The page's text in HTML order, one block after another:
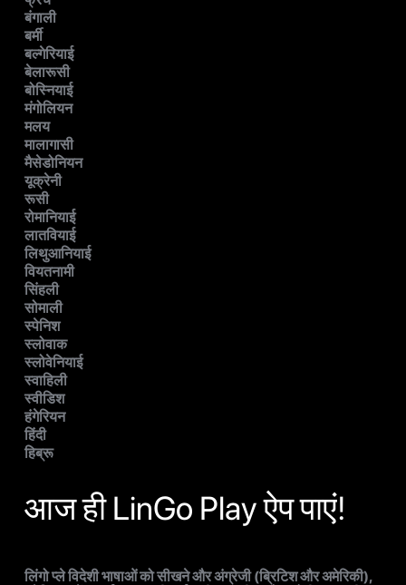
बंगाली
बर्मी
बल्गेरियाई
बेलारूसी
बोस्नियाई
मंगोलियन
मलय
मालागासी
मैसेडोनियन
यूक्रेनी
रूसी
रोमानियाई
लातवियाई
लिथुआनियाई
वियतनामी
सिंहली
सोमाली
स्पेनिश
स्लोवाक
स्लोवेनियाई
स्वाहिली
स्वीडिश
हंगेरियन
हिंदी
हिब्रू
आज ही LinGo Play ऐप पाएं!
लिंगो प्ले विदेशी भाषाओं को सीखने और अंग्रेजी (ब्रिटिश और अमेरिकी),